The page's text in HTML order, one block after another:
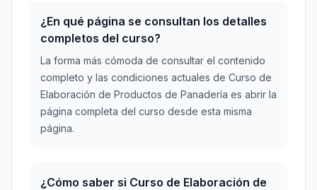
¿En qué página se consultan los detalles
completos del curso?
La forma más cómoda de consultar el contenido
completo y las condiciones actuales de Curso de
Elaboración de Productos de Panadería es abrir la
página completa del curso desde esta misma
página.
¿Cómo saber si Curso de Elaboración de